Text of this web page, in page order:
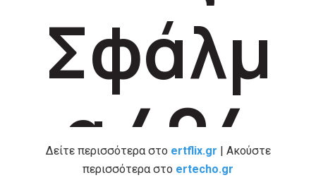
Δείτε περισσότερα στο ertflix.gr | Ακούστε
περισσότερα στο ertecho.gr